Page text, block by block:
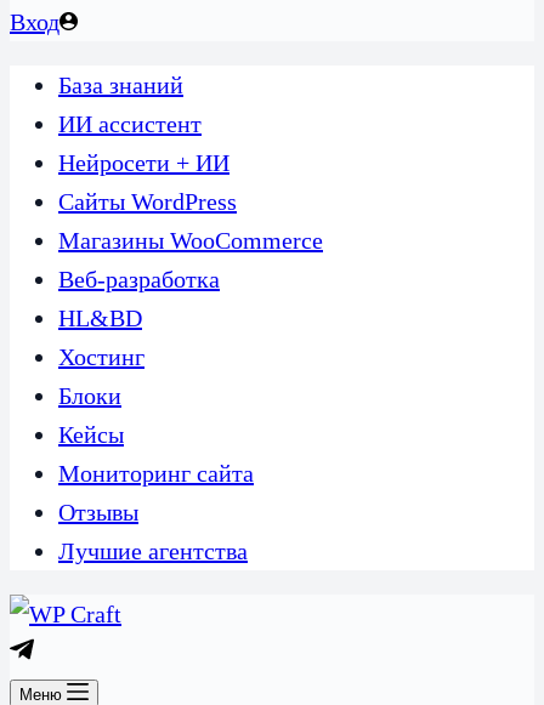
Вход
База знаний
ИИ ассистент
Нейросети + ИИ
Сайты WordPress
Магазины WooCommerce
Веб-разработка
HL&BD
Хостинг
Блоки
Кейсы
Мониторинг сайта
Отзывы
Лучшие агентства
Меню